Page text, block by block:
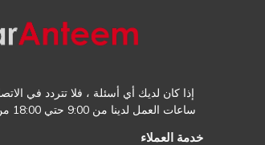
إذا كان لديك أي أسئلة ، فلا تتردد في
ساعات العمل لدينا من 9:00 حتي 18:00 من السبت إلى الخميس
خدمة العملاء